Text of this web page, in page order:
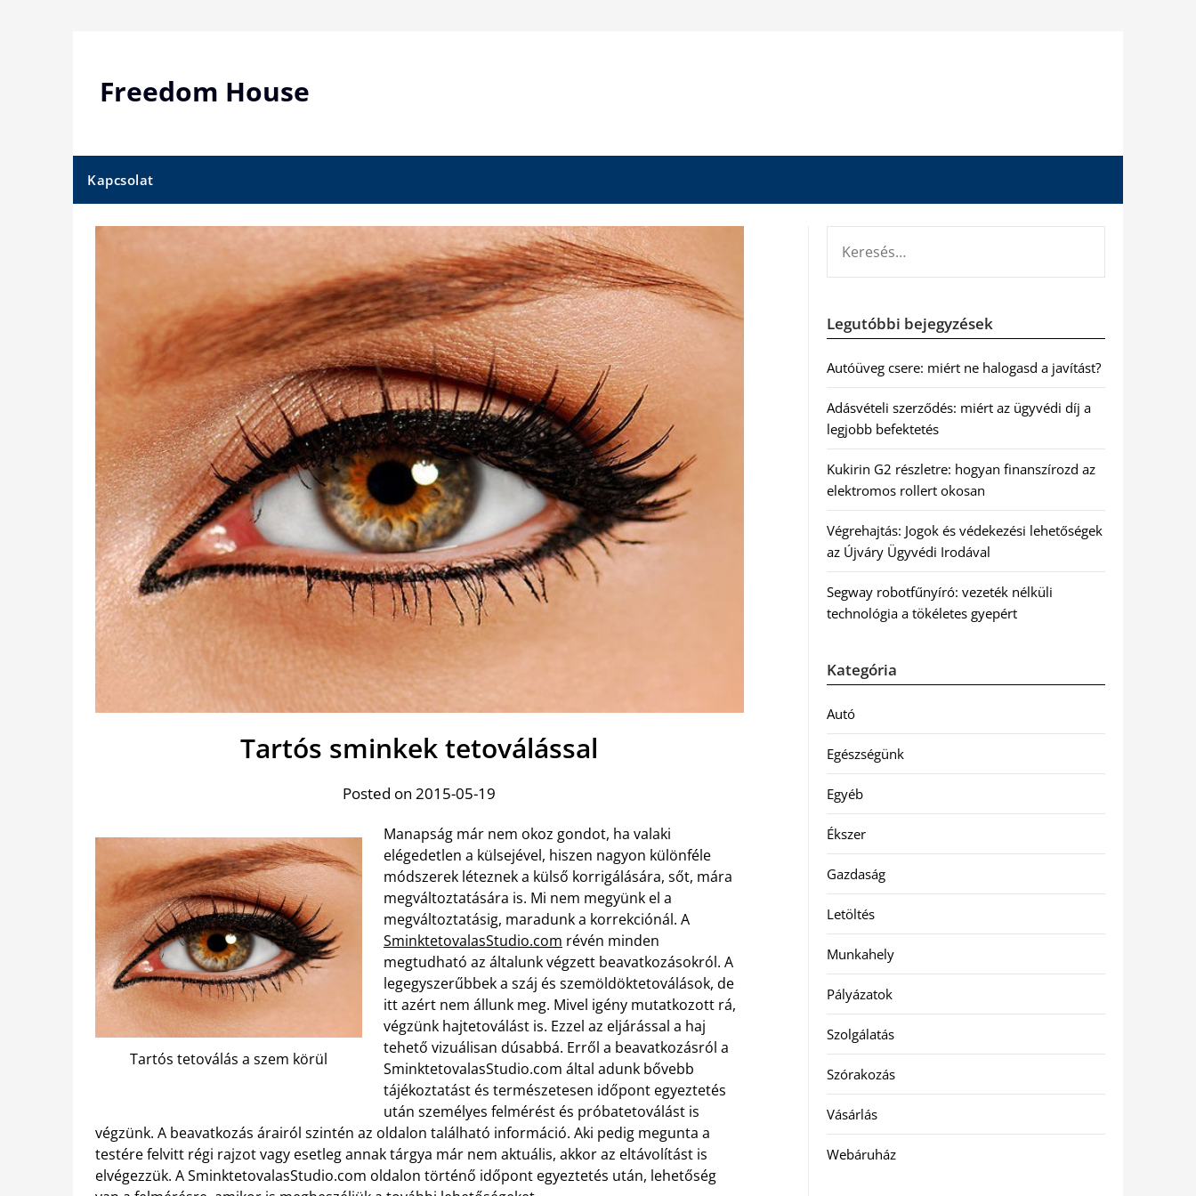
Freedom House
Kapcsolat
Tartós sminkek tetoválással
Posted on 2015-05-19
Tartós tetoválás a szem körül
Manapság már nem okoz gondot, ha valaki
elégedetlen a külsejével, hiszen nagyon különféle
módszerek léteznek a külső korrigálására, sőt, mára
megváltoztatására is. Mi nem megyünk el a
megváltoztatásig, maradunk a korrekciónál. A
SminktetovalasStudio.com révén minden
megtudható az általunk végzett beavatkozásokról. A
legegyszerűbbek a száj és szemöldöktetoválások, de
itt azért nem állunk meg. Mivel igény mutatkozott rá,
végzünk hajtetoválást is. Ezzel az eljárással a haj
tehető vizuálisan dúsabbá. Erről a beavatkozásról a
SminktetovalasStudio.com által adunk bővebb
tájékoztatást és természetesen időpont egyeztetés
után személyes felmérést és próbatetoválást is
végzünk. A beavatkozás árairól szintén az oldalon található információ. Aki pedig megunta a
testére felvitt régi rajzot vagy esetleg annak tárgya már nem aktuális, akkor az eltávolítást is
elvégezzük. A SminktetovalasStudio.com oldalon történő időpont egyeztetés után, lehetőség
Legutóbbi bejegyzések
Autóüveg csere: miért ne halogasd a javítást?
Adásvételi szerződés: miért az ügyvédi díj a
legjobb befektetés
Kukirin G2 részletre: hogyan finanszírozd az
elektromos rollert okosan
Végrehajtás: Jogok és védekezési lehetőségek
az Újváry Ügyvédi Irodával
Segway robotfűnyíró: vezeték nélküli
technológia a tökéletes gyepért
Kategória
Autó
Egészségünk
Egyéb
Ékszer
Gazdaság
Letöltés
Munkahely
Pályázatok
Szolgálatás
Szórakozás
Vásárlás
Webáruház